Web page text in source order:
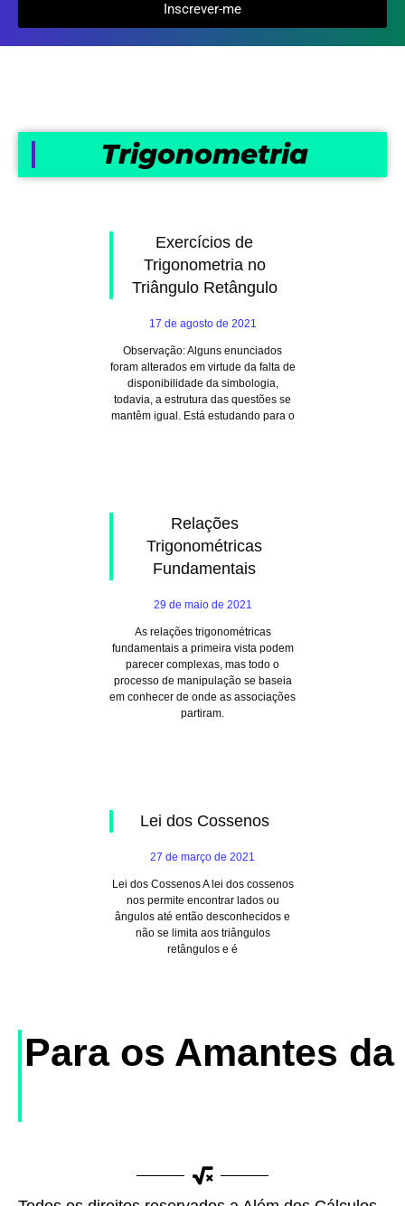
Inscrever-me
Trigonometria
Exercícios de
Trigonometria no
Triângulo Retângulo
17 de agosto de 2021
Observação: Alguns enunciados
foram alterados em virtude da falta de
disponibilidade da simbologia,
todavia, a estrutura das questões se
mantêm igual. Está estudando para o
Relações
Trigonométricas
Fundamentais
29 de maio de 2021
As relações trigonométricas
fundamentais a primeira vista podem
parecer complexas, mas todo o
processo de manipulação se baseia
em conhecer de onde as associações
partiram.
Lei dos Cossenos
27 de março de 2021
Lei dos Cossenos A lei dos cossenos
nos permite encontrar lados ou
ângulos até então desconhecidos e
não se limita aos triângulos
retângulos e é
Para os Amantes da